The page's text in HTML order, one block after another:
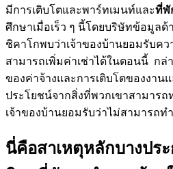
มีการเติบโตและพาร์ทเมนท์และที่พั
ศึกษาเมื่อเร็ว ๆ นี้โดยบริษัทข้อมูลด้
ชิคาโกพบว่าเจ้าของบ้านยอมรับค
สามารถเพิ่มค่าเช่าได้ในตอนนี้ กล่
ของค่าจ้างและการเติบโตของงาน
ประโยชน์จากสิ่งที่พวกเขาสามาร
เจ้าของบ้านยอมรับว่าไม่สามารถท
นี่คือสาเหตุหลักบางปร